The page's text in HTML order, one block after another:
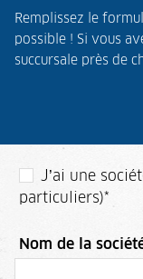
Remplissez le
possible ! Si vous
succursale près de
J’ai une
particuliers)*
Nom de la